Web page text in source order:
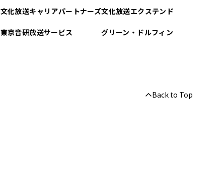
文化放送キャリアパートナーズ
東京音研放送サービス
文化放送エクステンド
グリーン・ドルフィン
Back to Top